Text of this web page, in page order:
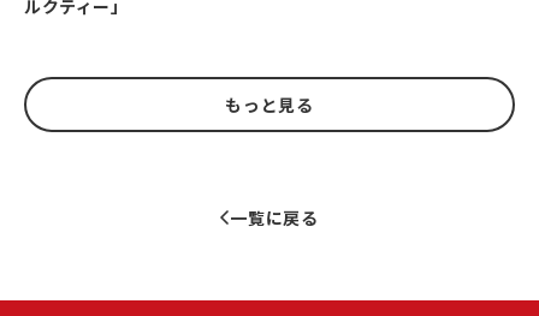
ルクティー」
もっと見る
一覧に戻る